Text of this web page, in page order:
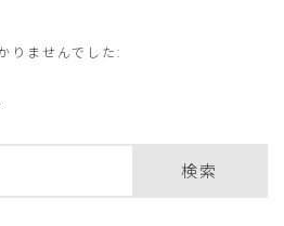
りませんでした:
検索